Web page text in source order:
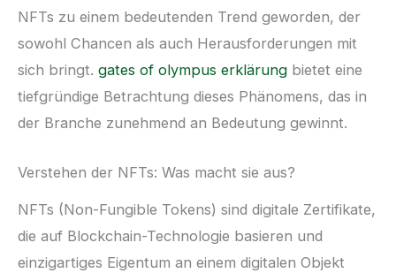
NFTs zu einem bedeutenden Trend geworden, der
sowohl Chancen als auch Herausforderungen mit
sich bringt. gates of olympus erklärung bietet eine
tiefgründige Betrachtung dieses Phänomens, das in
der Branche zunehmend an Bedeutung gewinnt.
Verstehen der NFTs: Was macht sie aus?
NFTs (Non-Fungible Tokens) sind digitale Zertifikate,
die auf Blockchain-Technologie basieren und
einzigartiges Eigentum an einem digitalen Objekt